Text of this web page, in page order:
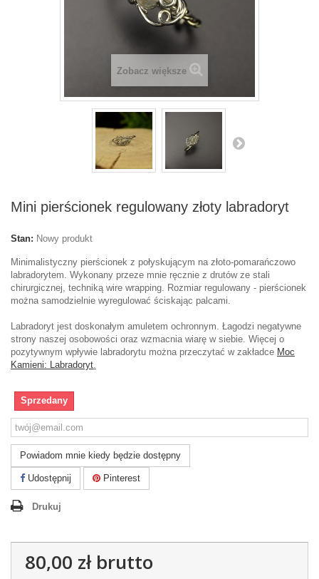
Zobacz większe
Mini pierścionek regulowany złoty labradoryt
Stan: Nowy produkt
Minimalistyczny pierścionek z połyskującym na złoto-pomarańczowo
labradorytem. Wykonany przeze mnie ręcznie z drutów ze stali
chirurgicznej, techniką wire wrapping. Rozmiar regulowany - pierścionek
można samodzielnie wyregulować ściskając palcami.
Labradoryt jest doskonałym amuletem ochronnym. Łagodzi negatywne
strony naszej osobowości oraz wzmacnia wiarę w siebie. Więcej o
pozytywnym wpływie labradorytu można przeczytać w zakładce Moc
Kamieni: Labradoryt.
Sprzedany
Powiadom mnie kiedy będzie dostępny
Udostępnij Pinterest
Drukuj
80,00 złbrutto